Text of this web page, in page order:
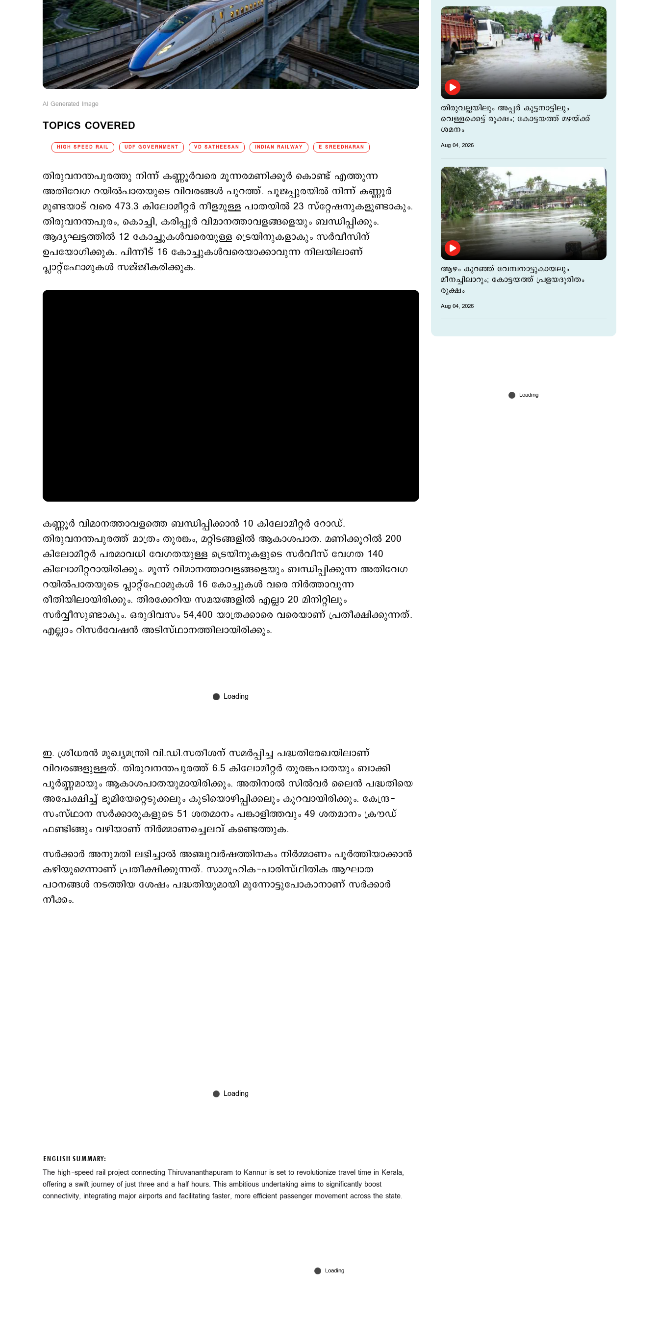
AI Generated Image
TOPICS COVERED
HIGH SPEED RAIL UDF GOVERNMENT VD SATHEESAN INDIAN RAILWAY E SREEDHARAN
തിരുവനന്തപുരത്തു നിന്ന് കണ്ണൂര്‍വരെ മൂന്നരമണിക്കൂര്‍ കൊണ്ട് എത്തുന്ന
അതിവേഗ റയില്‍പാതയുടെ വിവരങ്ങള്‍ പുറത്ത്. പൂജപ്പുരയില്‍ നിന്ന് കണ്ണൂര്‍
മുണ്ടയാട് വരെ 473.3 കിലോമീറ്റര്‍ നീളമുള്ള പാതയില്‍ 23 സ്റ്റേഷനുകളുണ്ടാകും.
തിരുവനന്തപുരം, കൊച്ചി, കരിപ്പൂര്‍ വിമാനത്താവളങ്ങളെയും ബന്ധിപ്പിക്കും.
ആദ്യഘട്ടത്തില്‍ 12 കോച്ചുകള്‍വരെയുള്ള ട്രെയിനുകളാകും സര്‍വീസിന്
ഉപയോഗിക്കുക. പിന്നീട് 16 കോച്ചുകള്‍വരെയാക്കാവുന്ന നിലയിലാണ്
പ്ലാറ്റ്ഫോമുകള്‍ സജ്ജീകരിക്കുക.
കണ്ണൂര്‍ വിമാനത്താവളത്തെ ബന്ധിപ്പിക്കാന്‍ 10 കിലോമീറ്റർ റോഡ്.
തിരുവനന്തപുരത്ത് മാത്രം തുരങ്കം, മറ്റിടങ്ങളില്‍ ആകാശപാത. മണിക്കൂറിൽ 200
കിലോമീറ്റർ പരമാവധി വേഗതയുള്ള ട്രെയിനുകളുടെ സർവീസ് വേഗത 140
കിലോമീറ്ററായിരിക്കും. മൂന്ന് വിമാനത്താവളങ്ങളെയും ബന്ധിപ്പിക്കുന്ന അതിവേഗ
റയില്‍പാതയുടെ പ്ലാറ്റ്ഫോമുകള്‍ 16 കോച്ചുകള്‍ വരെ നിര്‍ത്താവുന്ന
രീതിയിലായിരിക്കും. തിരക്കേറിയ സമയങ്ങളില്‍ എല്ലാ 20 മിനിറ്റിലും
സര്‍വ്വീസുണ്ടാകും. ഒരുദിവസം 54,400 യാത്രക്കാരെ വരെയാണ് പ്രതീക്ഷിക്കുന്നത്.
എല്ലാം റിസര്‍വേഷന്‍ അടിസ്ഥാനത്തിലായിരിക്കും.
ഇ. ശ്രീധരൻ മുഖ്യമന്ത്രി വി.ഡി.സതീശന് സമർപ്പിച്ച പദ്ധതിരേഖയിലാണ്
വിവരങ്ങളുള്ളത്. തിരുവനന്തപുരത്ത് 6.5 കിലോമീറ്റർ തുരങ്കപാതയും ബാക്കി
പൂർണ്ണമായും ആകാശപാതയുമായിരിക്കും. അതിനാൽ സിൽവർ ലൈൻ പദ്ധതിയെ
അപേക്ഷിച്ച് ഭൂമിയേറ്റെടുക്കലും കുടിയൊഴിപ്പിക്കലും കുറവായിരിക്കും. കേന്ദ്ര-
സംസ്ഥാന സർക്കാരുകളുടെ 51 ശതമാനം പങ്കാളിത്തവും 49 ശതമാനം ക്രൗഡ്
ഫണ്ടിങ്ങും വഴിയാണ് നിർമ്മാണച്ചെലവ് കണ്ടെത്തുക.
സർക്കാർ അനുമതി ലഭിച്ചാൽ അഞ്ചുവർഷത്തിനകം നിർമ്മാണം പൂർത്തിയാക്കാൻ
കഴിയുമെന്നാണ് പ്രതീക്ഷിക്കുന്നത്. സാമൂഹിക-പാരിസ്ഥിതിക ആഘാത
പഠനങ്ങൾ നടത്തിയ ശേഷം പദ്ധതിയുമായി മുന്നോട്ടുപോകാനാണ് സര്‍ക്കാര്‍
നീക്കം.
ENGLISH SUMMARY:
The high-speed rail project connecting Thiruvananthapuram to Kannur is set to revolutionize travel time in Kerala,
offering a swift journey of just three and a half hours. This ambitious undertaking aims to significantly boost
connectivity, integrating major airports and facilitating faster, more efficient passenger movement across the state.
തിരുവല്ലയിലും അപ്പർ കുട്ടനാട്ടിലും
വെള്ളക്കെട്ട് രൂക്ഷം; കോട്ടയത്ത് മഴയ്ക്ക്
ശമനം
Aug 04, 2026
ആഴം കുറഞ്ഞ് വേമ്പനാട്ടുകായലും
മീനച്ചിലാറും; കോട്ടയത്ത് പ്രളയദുരിതം
രൂക്ഷം
Aug 04, 2026